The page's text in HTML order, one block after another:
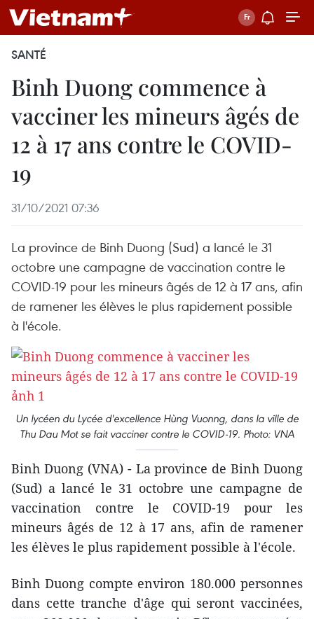
SANTÉ
Binh Duong commence à
vacciner les mineurs âgés de
12 à 17 ans contre le COVID-
19
31/10/2021 07:36
La province de Binh Duong (Sud) a lancé le 31
octobre une campagne de vaccination contre le
COVID-19 pour les mineurs âgés de 12 à 17 ans, afin
de ramener les élèves le plus rapidement possible
à l'école.
Un lycéen du Lycée d'excellence Hùng Vuonng, dans la ville de
Thu Dau Mot se fait vacciner contre le COVID-19. Photo: VNA
Binh Duong (VNA) - La province de Binh Duong
(Sud) a lancé le 31 octobre une campagne de
vaccination contre le COVID-19 pour les
mineurs âgés de 12 à 17 ans, afin de ramener
les élèves le plus rapidement possible à l'école.
Binh Duong compte environ 180.000 personnes
dans cette tranche d'âge qui seront vaccinées,